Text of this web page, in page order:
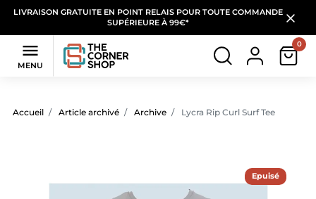
LIVRAISON GRATUITE EN POINT RELAIS POUR TOUTE COMMANDE
SUPÉRIEURE À 99€*

MENU
0
Accueil Article archivé Archive Lycra Rip Curl Surf Tee
Epuisé